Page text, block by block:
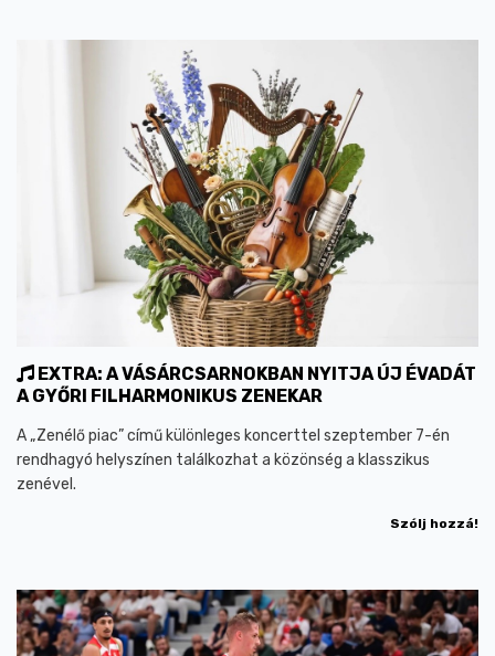
EXTRA: A VÁSÁRCSARNOKBAN NYITJA ÚJ ÉVADÁT
A GYŐRI FILHARMONIKUS ZENEKAR
A „Zenélő piac” című különleges koncerttel szeptember 7-én
rendhagyó helyszínen találkozhat a közönség a klasszikus
zenével.
Szólj hozzá!